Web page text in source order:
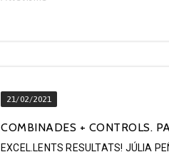
21/02/2021
COMBINADES + CONTROLS.
EXCEL.LENTS RESULTATS! JÚLIA